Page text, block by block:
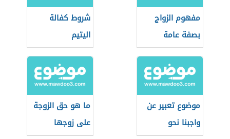
مفهوم الزواج
بصفة عامة
شروط كفالة
اليتيم
موضوع تعبير عن
واجبنا نحو
ما هو حق الزوجة
على زوجها